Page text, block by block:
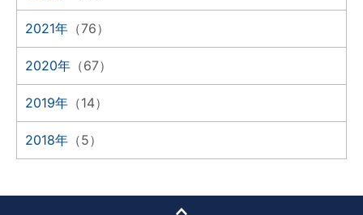
2021年 （76）
2020年 （67）
2019年 （14）
2018年 （5）